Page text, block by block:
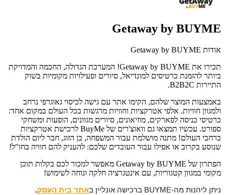
Getaway by BUYME
אודות Getaway by BUYME
תכירו את Getaway by BUYME! המערכת הגדולה, החכמה והמדויקת
ביותר להזמנת כרטיסים למונדיאל, סיורים ופעילויות מקומיות בשוק
התיירות B2B2C.
באמצעות המוצר שלהם, הקימו אתר עם גישה לכיסוי גאוגרפי נרחב
ולמגוון חוויות. אלפי אטרקציות וחוויות מרגשות בכל העולם במקום אחד:
כרטיסי כניסה לפארקים, מוזיאונים, סיורים מגוונים, הופעות ומשחקי
ספורט. עכשיו תמצאו גם וואוצ'רים של BuyMe לרכישת אטרקציות
ברחבי העולם! מתנה מושלמת עבור המשפחה, בן הזוג, חבר ליום הולדת
שנוסע בקרוב או אפילו עבור העובדים שלכם: להעניק להם חוויה בחו"ל!
הפתרון של Getaway by BUYME מאפשר למכור לכם בקלות תוכן
מקומי במגוון קטגוריות, עם אינטגרציה חלקה ונוחה לשימוש!
ניתן ליהנות מה-BUYME ברכישה אונליין ב אתר בית העסק.